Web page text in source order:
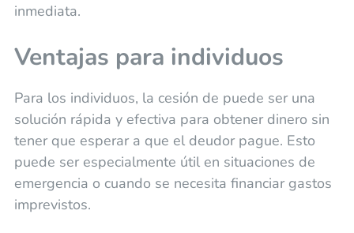
inmediata.
Ventajas para individuos
Para los individuos, la cesión de puede ser una
solución rápida y efectiva para obtener dinero sin
tener que esperar a que el deudor pague. Esto
puede ser especialmente útil en situaciones de
emergencia o cuando se necesita financiar gastos
imprevistos.